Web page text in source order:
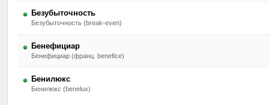
Безубыточность
Безубыточность (break-even)
Бенефициар
Бенефициар (франц. benefice)
Бенилюкс
Бенилюкс (benelux)